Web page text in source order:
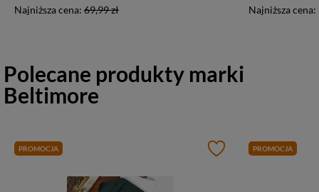
Najniższa cena: 69,99 zł Najniższa cena:
Polecane produkty marki
Beltimore
PROMOCJA PROMOCJA